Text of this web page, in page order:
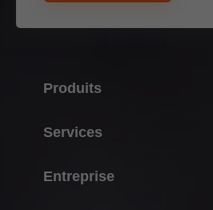
Produits
Systèmes de portes relevables
Services
Entreprise